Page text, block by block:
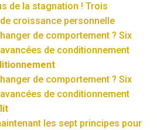
de la stagnation ! Trois
croissance personnelle
de comportement ? Six
de conditionnement
de comportement ? Six
de conditionnement
les sept principes pour